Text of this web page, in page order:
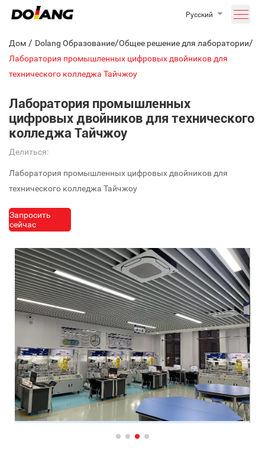
Русский
Дом / Dolang Образование/Общее решение для лаборатории/
Лаборатория промышленных цифровых двойников для
технического колледжа Тайчжоу
Лаборатория промышленных
цифровых двойников для технического
колледжа Тайчжоу
Делиться:
Лаборатория промышленных цифровых двойников для
технического колледжа Тайчжоу
Запросить
сейчас